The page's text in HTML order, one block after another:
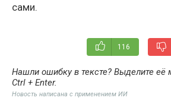
сами.
116
Нашли ошибку в тексте? Выделите
Ctrl + Enter.
Новость написана с применением ИИ